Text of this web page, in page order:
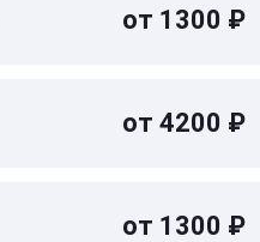
от 1300 ₽
от 4200 ₽
от 1300 ₽